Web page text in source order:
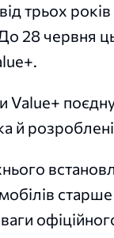
трьох
28 червня
Value+
й